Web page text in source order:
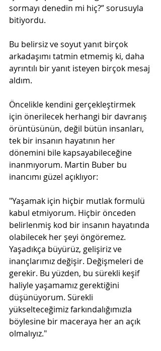
sormayı denedin mi hiç?” sorusuyla
bitiyordu.
Bu belirsiz ve soyut yanıt birçok
arkadaşımı tatmin etmemiş ki, daha
ayrıntılı bir yanıt isteyen birçok mesaj
aldım.
Öncelikle kendini gerçekleştirmek
için önerilecek herhangi bir davranış
örüntüsünün, değil bütün insanları,
tek bir insanın hayatının her
dönemini bile kapsayabileceğine
inanmıyorum. Martin Buber bu
inancımı güzel açıklıyor:
"Yaşamak için hiçbir mutlak formulü
kabul etmiyorum. Hiçbir önceden
belirlenmiş kod bir insanın hayatında
olabilecek her şeyi öngöremez.
Yaşadıkça büyürüz, gelişiriz ve
inançlarımız değişir. Değişmeleri de
gerekir. Bu yüzden, bu sürekli keşif
haliyle yaşamamız gerektiğini
düşünüyorum. Sürekli
yükselteceğimiz farkındalığımızla
böylesine bir maceraya her an açık
olmalıyız."